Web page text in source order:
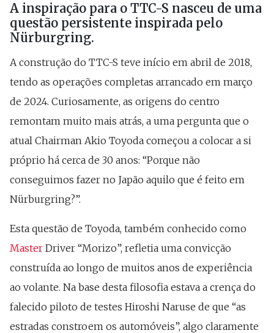
A inspiração para o TTC-S nasceu de uma
questão persistente inspirada pelo
Nürburgring.
A construção do TTC-S teve início em abril de 2018,
tendo as operações completas arrancado em março
de 2024. Curiosamente, as origens do centro
remontam muito mais atrás, a uma pergunta que o
atual Chairman Akio Toyoda começou a colocar a si
próprio há cerca de 30 anos: “Porque não
conseguimos fazer no Japão aquilo que é feito em
Nürburgring?”.
Esta questão de Toyoda, também conhecido como
Master Driver “Morizo”, refletia uma convicção
construída ao longo de muitos anos de experiência
ao volante. Na base desta filosofia estava a crença do
falecido piloto de testes Hiroshi Naruse de que “as
estradas constroem os automóveis”, algo claramente